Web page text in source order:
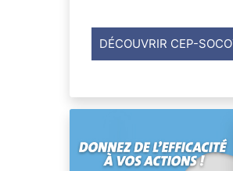
DÉCOUVRIR CEP-